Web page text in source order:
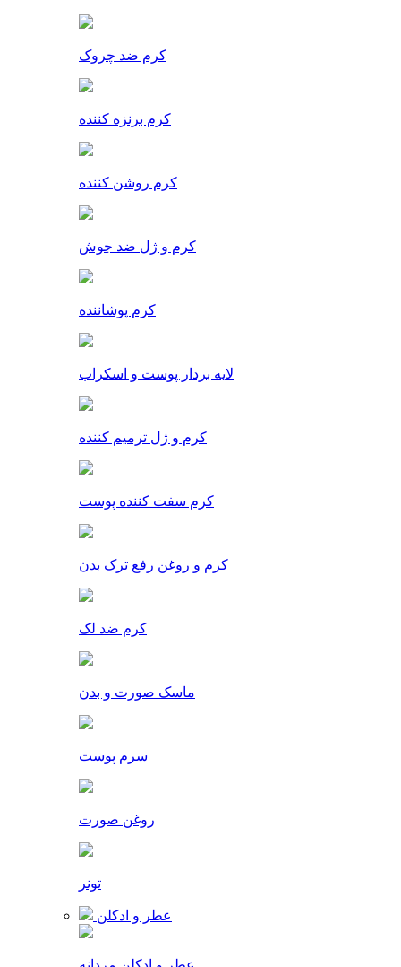
کرم ضد چروک
کرم برنزه کننده
کرم روشن کننده
کرم و ژل ضد جوش
کرم پوشاننده
لایه بردار پوست و اسکراب
کرم و ژل ترمیم کننده
کرم سفت کننده پوست
کرم و روغن رفع ترک بدن
کرم ضد لک
ماسک صورت و بدن
سرم پوست
روغن صورت
تونر
عطر و ادکلن